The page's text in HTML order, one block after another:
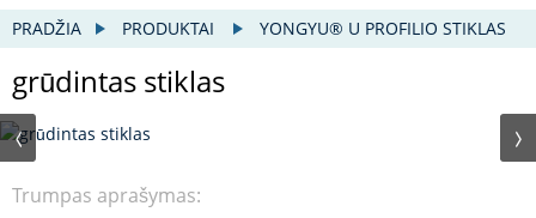
PRADŽIA PRODUKTAI YONGYU® U PROFILIO STIKLAS
grūdintas stiklas
Trumpas aprašymas: